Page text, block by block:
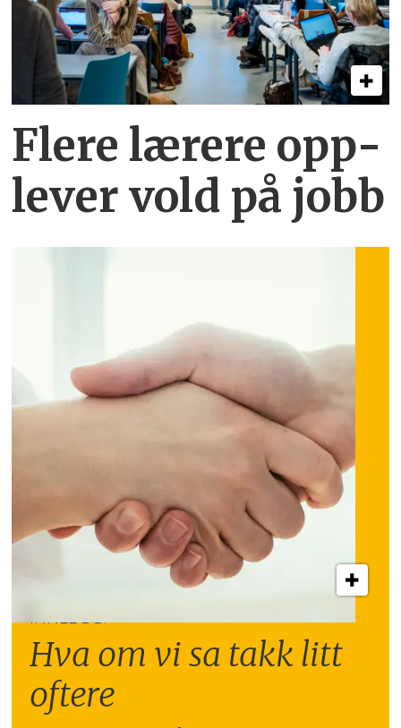
Flere lærere opp­
lever vold på jobb
INNLEGG:
Hva om vi sa takk litt
oftere